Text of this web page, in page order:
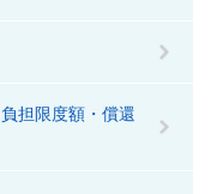
担限度額・償還